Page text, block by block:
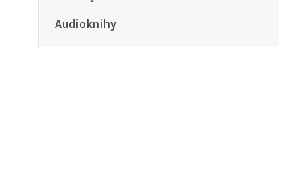
Audioknihy